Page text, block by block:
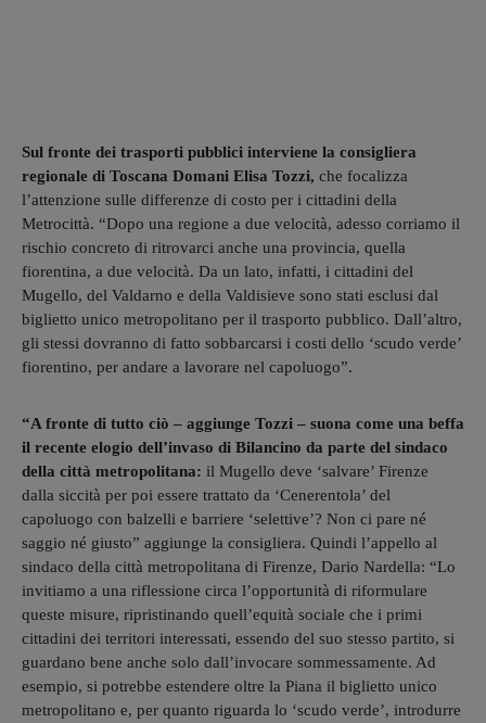
Sul fronte dei trasporti pubblici interviene la consigliera
regionale di Toscana Domani Elisa Tozzi, che focalizza
l’attenzione sulle differenze di costo per i cittadini della
Metrocittà. “Dopo una regione a due velocità, adesso corriamo il
rischio concreto di ritrovarci anche una provincia, quella
fiorentina, a due velocità. Da un lato, infatti, i cittadini del
Mugello, del Valdarno e della Valdisieve sono stati esclusi dal
biglietto unico metropolitano per il trasporto pubblico. Dall’altro,
gli stessi dovranno di fatto sobbarcarsi i costi dello ‘scudo verde’
fiorentino, per andare a lavorare nel capoluogo”.
“A fronte di tutto ciò – aggiunge Tozzi – suona come una beffa
il recente elogio dell’invaso di Bilancino da parte del sindaco
della città metropolitana: il Mugello deve ‘salvare’ Firenze
dalla siccità per poi essere trattato da ‘Cenerentola’ del
capoluogo con balzelli e barriere ‘selettive’? Non ci pare né
saggio né giusto” aggiunge la consigliera. Quindi l’appello al
sindaco della città metropolitana di Firenze, Dario Nardella: “Lo
invitiamo a una riflessione circa l’opportunità di riformulare
queste misure, ripristinando quell’equità sociale che i primi
cittadini dei territori interessati, essendo del suo stesso partito, si
guardano bene anche solo dall’invocare sommessamente. Ad
esempio, si potrebbe estendere oltre la Piana il biglietto unico
metropolitano e, per quanto riguarda lo ‘scudo verde’, introdurre